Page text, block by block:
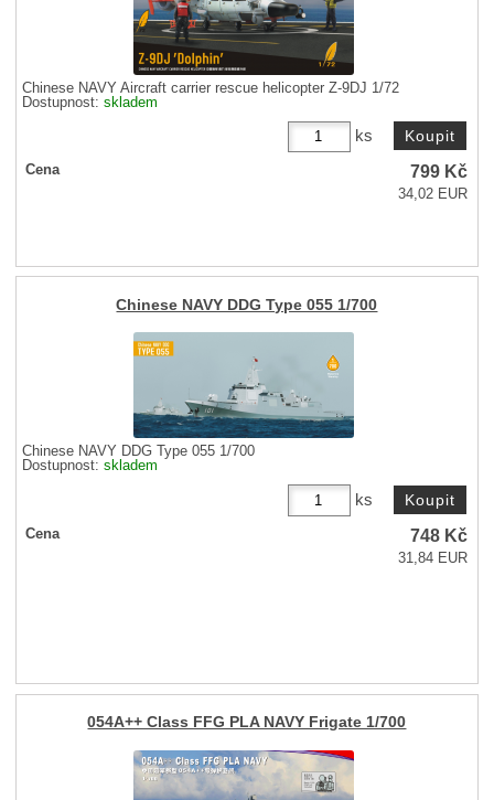
Chinese NAVY Aircraft carrier rescue helicopter Z-9DJ 1/72
Dostupnost:skladem
ks
Cena 799 Kč
34,02 EUR
Chinese NAVY DDG Type 055 1/700
Chinese NAVY DDG Type 055 1/700
Dostupnost:skladem
ks
Cena 748 Kč
31,84 EUR
054A++ Class FFG PLA NAVY Frigate 1/700